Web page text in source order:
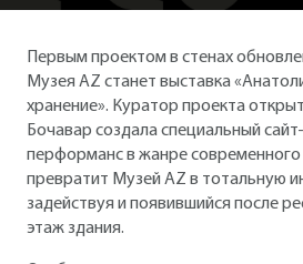
Первым проектом в стенах
Музея AZ станет выставка
хранение». Куратор проекта
Бочавар создала специальный
перформанс в жанре
превратит Музей AZ в тотальную
задействуя и появившийся после
этаж здания.